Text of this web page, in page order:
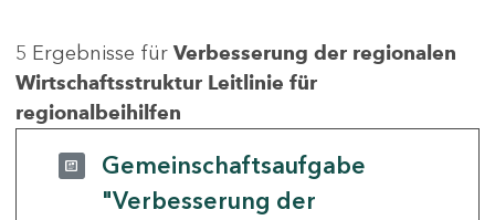
5 Ergebnisse für Verbesserung der regionalen
Wirtschaftsstruktur Leitlinie für
regionalbeihilfen
Gemeinschaftsaufgabe
"Verbesserung der